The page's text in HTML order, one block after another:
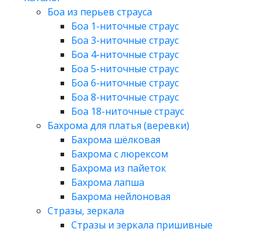
Боа из перьев страуса
Боа 1-ниточные страус
Боа 3-ниточные страус
Боа 4-ниточные страус
Боа 5-ниточные страус
Боа 6-ниточные страус
Боа 8-ниточные страус
Боа 18-ниточные страус
Бахрома для платья (веревки)
Бахрома шёлковая
Бахрома с люрексом
Бахрома из пайеток
Бахрома лапша
Бахрома нейлоновая
Стразы, зеркала
Стразы и зеркала пришивные